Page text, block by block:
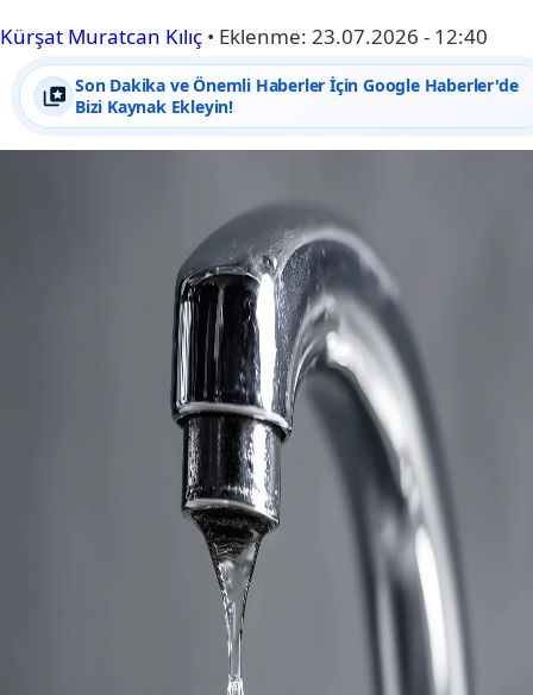
Kürşat Muratcan Kılıç • Eklenme: 23.07.2026 - 12:40
Son Dakika ve Önemli Haberler İçin Google Haberler'de
Bizi Kaynak Ekleyin!